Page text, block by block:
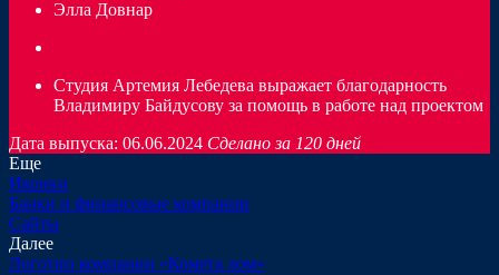
Элла Довнар
Cтудия Артемия Лебедева выражает благодарность
Владимиру Байдусову за помощь в работе над проектом
Дата выпуска: 06.06.2024 Сделано за 120 дней
Еще
Иконки
Банки и финансовые компании
Сайты
Далее
Логотип компании «Комета лом»